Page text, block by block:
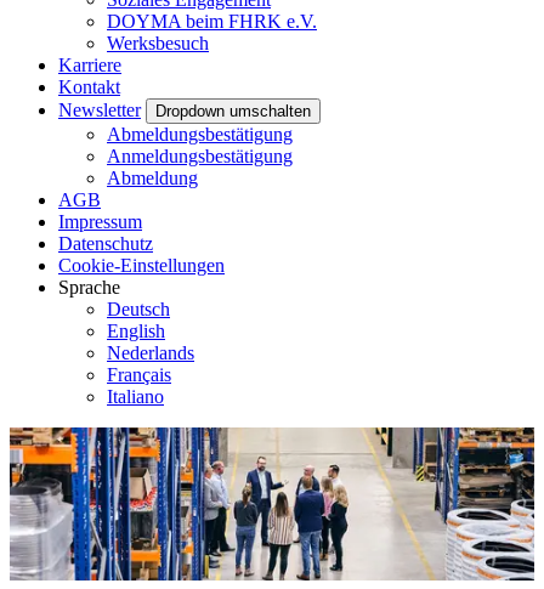
DOYMA beim FHRK e.V.
Werksbesuch
Karriere
Kontakt
Newsletter
Dropdown umschalten
Abmeldungsbestätigung
Anmeldungsbestätigung
Abmeldung
AGB
Impressum
Datenschutz
Cookie-Einstellungen
Sprache
Deutsch
English
Nederlands
Français
Italiano